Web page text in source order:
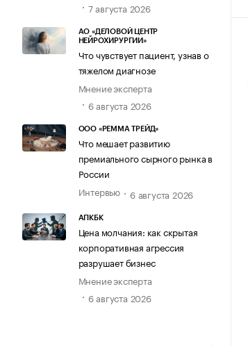
7 августа 2026
АО «ДЕЛОВОЙ ЦЕНТР
НЕЙРОХИРУРГИИ»
Что чувствует пациент, узнав о
тяжелом диагнозе
Мнение эксперта
6 августа 2026
ООО «РЕММА ТРЕЙД»
Что мешает развитию
премиального сырного рынка в
России
Интервью
6 августа 2026
АПКБК
Цена молчания: как скрытая
корпоративная агрессия
разрушает бизнес
Мнение эксперта
6 августа 2026